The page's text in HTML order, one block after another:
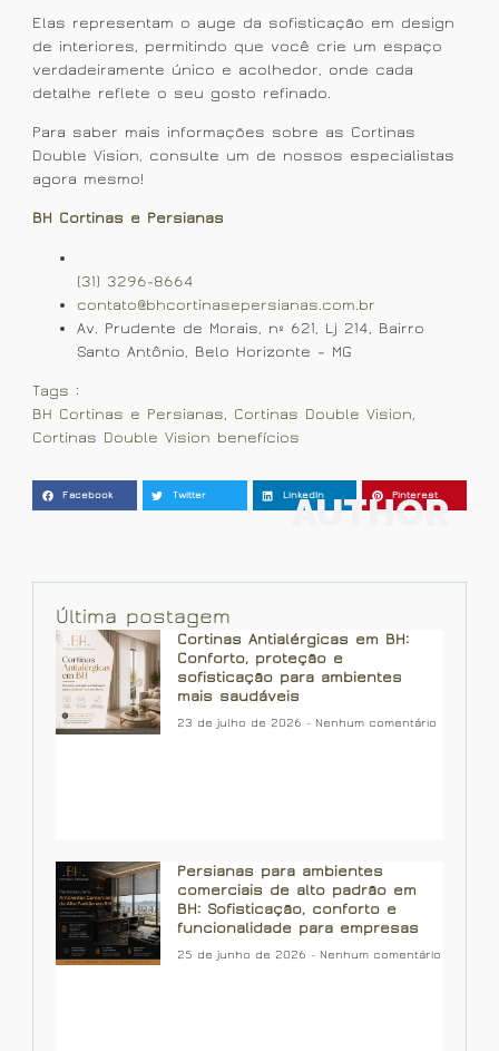
Elas representam o auge da sofisticação em design
de interiores, permitindo que você crie um espaço
verdadeiramente único e acolhedor, onde cada
detalhe reflete o seu gosto refinado.
Para saber mais informações sobre as Cortinas
Double Vision, consulte um de nossos especialistas
agora mesmo!
BH Cortinas e Persianas
(31) 3296-8664
contato@bhcortinasepersianas.com.br
Av. Prudente de Morais, nº 621, Lj 214, Bairro
Santo Antônio, Belo Horizonte – MG
Tags :
BH Cortinas e Persianas
Cortinas Double Vision
Cortinas Double Vision benefícios
Facebook Twitter LinkedIn Pinterest
AUTHOR
Última postagem
Cortinas Antialérgicas em BH:
Conforto, proteção e
sofisticação para ambientes
mais saudáveis
23 de julho de 2026 Nenhum comentário
Persianas para ambientes
comerciais de alto padrão em
BH: Sofisticação, conforto e
funcionalidade para empresas
25 de junho de 2026 Nenhum comentário